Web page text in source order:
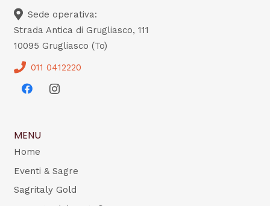
Sede operativa:
Strada Antica di Grugliasco, 111
10095 Grugliasco (To)
011 0412220
MENU
Home
Eventi & Sagre
Sagritaly Gold